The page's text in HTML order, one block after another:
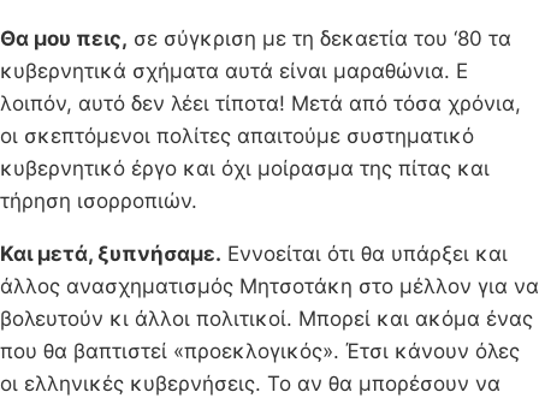
Θα μου πεις, σε σύγκριση με τη δεκαετία του ‘80 τα
κυβερνητικά σχήματα αυτά είναι μαραθώνια. Ε
λοιπόν, αυτό δεν λέει τίποτα! Μετά από τόσα χρόνια,
οι σκεπτόμενοι πολίτες απαιτούμε συστηματικό
κυβερνητικό έργο και όχι μοίρασμα της πίτας και
τήρηση ισορροπιών.
Και μετά, ξυπνήσαμε. Εννοείται ότι θα υπάρξει και
άλλος ανασχηματισμός Μητσοτάκη στο μέλλον για να
βολευτούν κι άλλοι πολιτικοί. Μπορεί και ακόμα ένας
που θα βαπτιστεί «προεκλογικός». Έτσι κάνουν όλες
οι ελληνικές κυβερνήσεις. Το αν θα μπορέσουν να